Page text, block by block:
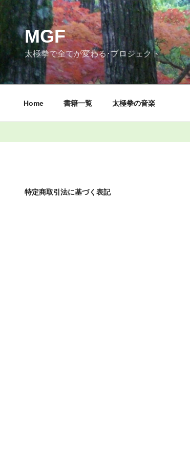
コ
ン
テ
ン
ツ
ス
MGF
太極拳で全てが変わる･プロジェクト
Home 書籍一覧 太極拳の音楽
特定商取引法に基づく表記